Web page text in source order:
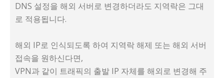
DNS 설정을 해외 서버로 변경하더라도 지역락은 그대
로 적용됩니다.
해외 IP로 인식되도록 하여 지역락 해제 또는 해외 서버
접속을 원하신다면,
VPN과 같이 트래픽의 출발 IP 자체를 해외로 변경해 주